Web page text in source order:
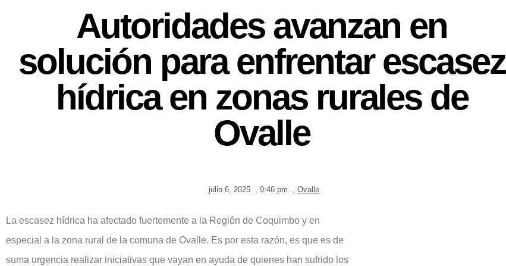
Autoridades avanzan en
solución para enfrentar escasez
hídrica en zonas rurales de
Ovalle
julio 6, 2025 , 9:46 pm , Ovalle
La escasez hídrica ha afectado fuertemente a la Región de Coquimbo y en
especial a la zona rural de la comuna de Ovalle. Es por esta razón, es que es de
suma urgencia realizar iniciativas que vayan en ayuda de quienes han sufrido los